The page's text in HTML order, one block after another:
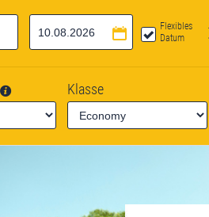
Flexibles
Datum
Klasse